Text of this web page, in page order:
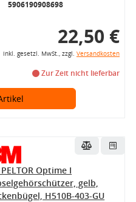
5906190908698
22,50 €
inkl. gesetzl. MwSt., zzgl. Versandkosten
Zur Zeit nicht lieferbar
Optime I
gelb,
H510B-403-GU